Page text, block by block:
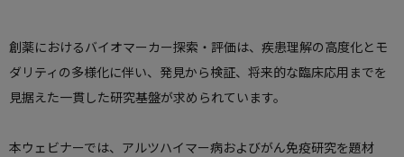
創薬におけるバイオマーカー探索・評価は、疾患理解の高度化とモ
ダリティの多様化に伴い、発見から検証、将来的な臨床応用までを
見据えた一貫した研究基盤が求められています。
本ウェビナーでは、アルツハイマー病およびがん免疫研究を題材